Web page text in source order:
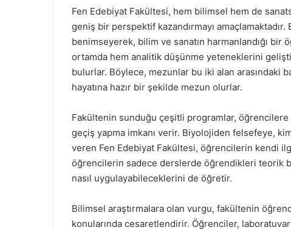
Fen Edebiyat Fakültesi, hem bilimsel hem de
geniş bir perspektif kazandırmayı
benimseyerek, bilim ve sanatın harmanlandığı
ortamda hem analitik düşünme yeteneklerini
bulurlar. Böylece, mezunlar bu iki alan arasındaki
hayatına hazır bir şekilde mezun olurlar.
Fakültenin sunduğu çeşitli programlar,
geçiş yapma imkanı verir. Biyolojiden felsefeye,
veren Fen Edebiyat Fakültesi, öğrencilerin kendi
öğrencilerin sadece derslerde öğrendikleri teorik
nasıl uygulayabileceklerini de öğretir.
Bilimsel araştırmalara olan vurgu, fakültenin
konularında cesaretlendirir. Öğrenciler,